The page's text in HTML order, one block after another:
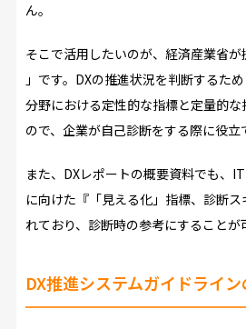
ん。
そこで活用したいのが、経済産業省
」です。DXの推進状況を判断するた
分野における定性的な指標と定量的
ので、企業が自己診断をする際に役立
また、DXレポートの概要資料でも、
に向けた『「見える化」指標、診断
れており、診断時の参考にすることが
DX推進システムガイドライン